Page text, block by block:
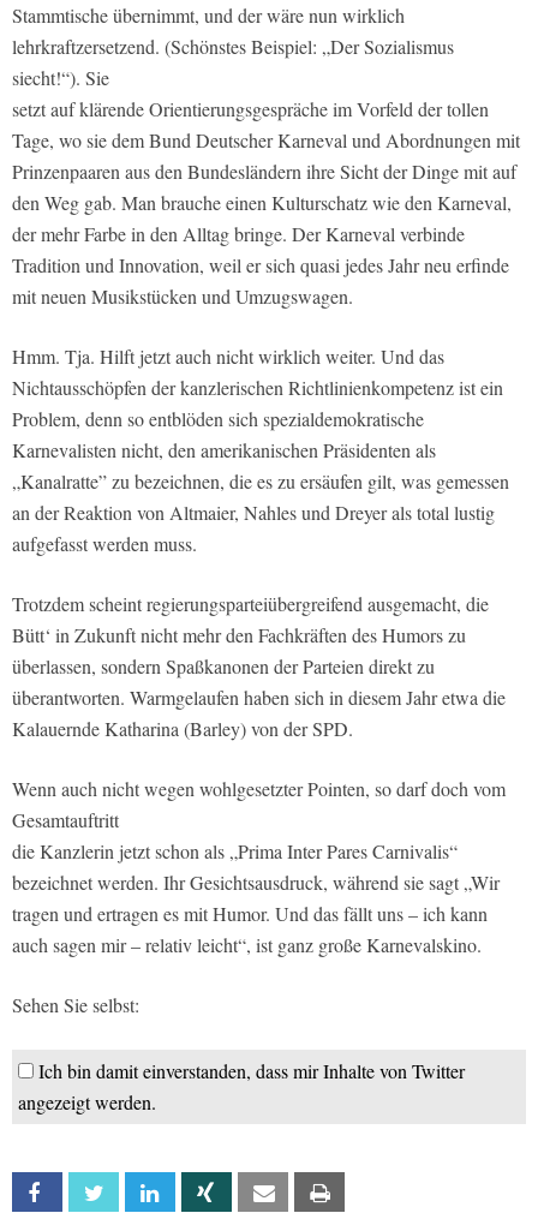
Stammtische übernimmt, und der wäre nun wirklich
lehrkraftzersetzend. (Schönstes Beispiel: „Der Sozialismus
siecht!“). Sie
setzt auf klärende Orientierungsgespräche im Vorfeld der tollen
Tage, wo sie dem Bund Deutscher Karneval und Abordnungen mit
Prinzenpaaren aus den Bundesländern ihre Sicht der Dinge mit auf
den Weg gab. Man brauche einen Kulturschatz wie den Karneval,
der mehr Farbe in den Alltag bringe. Der Karneval verbinde
Tradition und Innovation, weil er sich quasi jedes Jahr neu erfinde
mit neuen Musikstücken und Umzugswagen.
Hmm. Tja. Hilft jetzt auch nicht wirklich weiter. Und das
Nichtausschöpfen der kanzlerischen Richtlinienkompetenz ist ein
Problem, denn so entblöden sich spezialdemokratische
Karnevalisten nicht, den amerikanischen Präsidenten als
„Kanalratte” zu bezeichnen, die es zu ersäufen gilt, was gemessen
an der Reaktion von Altmaier, Nahles und Dreyer als total lustig
aufgefasst werden muss.
Trotzdem scheint regierungsparteiübergreifend ausgemacht, die
Bütt‘ in Zukunft nicht mehr den Fachkräften des Humors zu
überlassen, sondern Spaßkanonen der Parteien direkt zu
überantworten. Warmgelaufen haben sich in diesem Jahr etwa die
Kalauernde Katharina (Barley) von der SPD.
Wenn auch nicht wegen wohlgesetzter Pointen, so darf doch vom
Gesamtauftritt
die Kanzlerin jetzt schon als „Prima Inter Pares Carnivalis“
bezeichnet werden. Ihr Gesichtsausdruck, während sie sagt „Wir
tragen und ertragen es mit Humor. Und das fällt uns – ich kann
auch sagen mir – relativ leicht“, ist ganz große Karnevalskino.
Sehen Sie selbst:
Ich bin damit einverstanden, dass mir Inhalte von Twitter
angezeigt werden.
Facebook Twitter Linkedin Xing Email